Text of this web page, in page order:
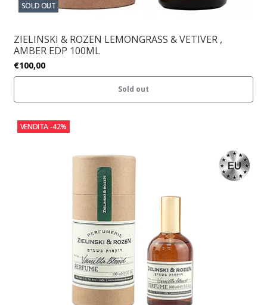
SOLD OUT
ZIELINSKI & ROZEN LEMONGRASS & VETIVER ,
AMBER EDP 100ML
€100,00
Sold out
VENDITA -42%